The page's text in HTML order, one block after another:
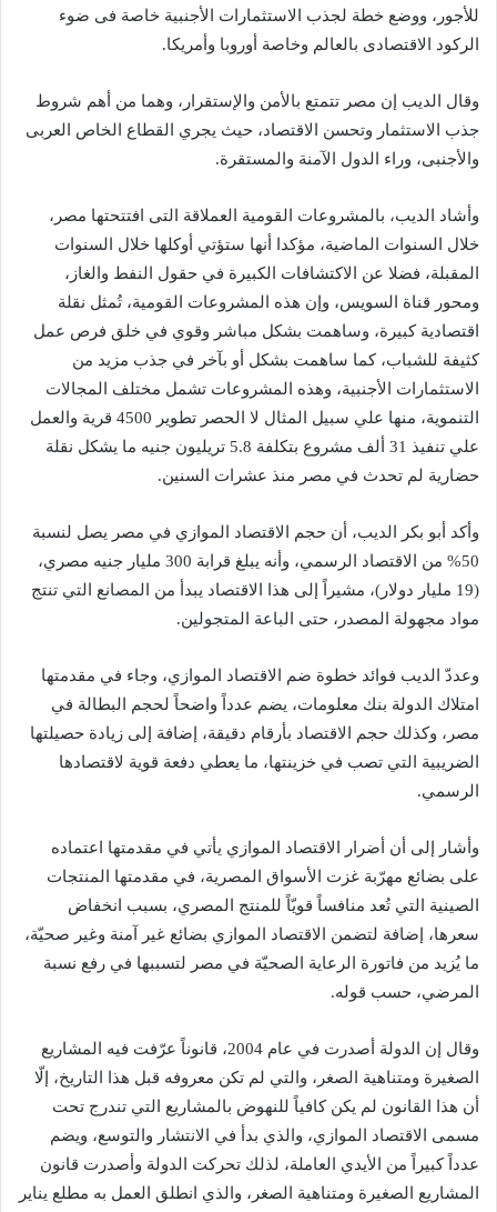
للأجور، ووضع خطة لجذب الاستثمارات الأجنبية خاصة فى ضوء
الركود الاقتصادى بالعالم وخاصة أوروبا وأمريكا.
وقال الديب إن مصر تتمتع بالأمن والإستقرار، وهما من أهم شروط
جذب الاستثمار وتحسن الاقتصاد، حيث يجري القطاع الخاص العربى
والأجنبى، وراء الدول الآمنة والمستقرة.
وأشاد الديب، بالمشروعات القومية العملاقة التى افتتحتها مصر،
خلال السنوات الماضية، مؤكدا أنها ستؤتي أوكلها خلال السنوات
المقبلة، فضلا عن الاكتشافات الكبيرة في حقول النفط والغاز،
ومحور قناة السويس، وإن هذه المشروعات القومية، تُمثل نقلة
اقتصادية كبيرة، وساهمت بشكل مباشر وقوي في خلق فرص عمل
كثيفة للشباب، كما ساهمت بشكل أو بآخر في جذب مزيد من
الاستثمارات الأجنبية، وهذه المشروعات تشمل مختلف المجالات
التنموية، منها علي سبيل المثال لا الحصر تطوير 4500 قرية والعمل
علي تنفيذ 31 ألف مشروع بتكلفة 5.8 تريليون جنيه ما يشكل نقلة
حضارية لم تحدث في مصر منذ عشرات السنين.
وأكد أبو بكر الديب، أن حجم الاقتصاد الموازي في مصر يصل لنسبة
50% من الاقتصاد الرسمي، وأنه يبلغ قرابة 300 مليار جنيه مصري،
(19 مليار دولار)، مشيراً إلى هذا الاقتصاد يبدأ من المصانع التي تنتج
مواد مجهولة المصدر، حتى الباعة المتجولين.
وعددّ الديب فوائد خطوة ضم الاقتصاد الموازي، وجاء في مقدمتها
امتلاك الدولة بنك معلومات، يضم عدداً واضحاً لحجم البطالة في
مصر، وكذلك حجم الاقتصاد بأرقام دقيقة، إضافة إلى زيادة حصيلتها
الضريبية التي تصب في خزينتها، ما يعطي دفعة قوية لاقتصادها
الرسمي.
وأشار إلى أن أضرار الاقتصاد الموازي يأتي في مقدمتها اعتماده
على بضائع مهرّبة غزت الأسواق المصرية، في مقدمتها المنتجات
الصينية التي تُعد منافساً قويّاً للمنتج المصري، بسبب انخفاض
سعرها، إضافة لتضمن الاقتصاد الموازي بضائع غير آمنة وغير صحيّة،
ما يُزيد من فاتورة الرعاية الصحيّة في مصر لتسببها في رفع نسبة
المرضي، حسب قوله.
وقال إن الدولة أصدرت في عام 2004، قانوناً عرّفت فيه المشاريع
الصغيرة ومتناهية الصغر، والتي لم تكن معروفه قبل هذا التاريخ، إلّا
أن هذا القانون لم يكن كافياً للنهوض بالمشاريع التي تندرج تحت
مسمى الاقتصاد الموازي، والذي بدأ في الانتشار والتوسع، ويضم
عدداً كبيراً من الأيدي العاملة، لذلك تحركت الدولة وأصدرت قانون
المشاريع الصغيرة ومتناهية الصغر، والذي انطلق العمل به مطلع يناير